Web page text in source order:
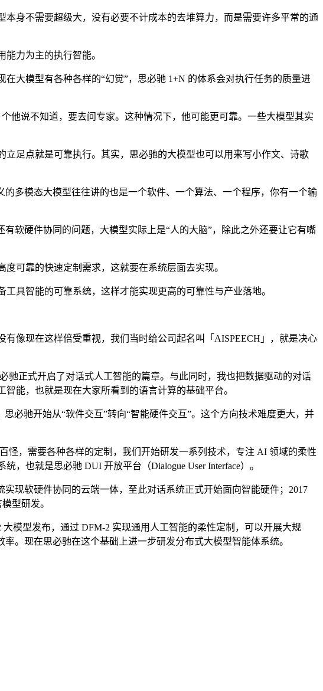
身不需要超级大，没有必要不计成本的去堆算力，而是需要许多平常的通
力为主的执行智能。
模型有各种各样的“幻觉”，思必驰 1+N 的体系会对执行任务的质量进
说不知道，要去问专家。这种情况下，他可能更可靠。一些大模型其实
足点就是可靠执行。其实，思必驰的大模型也可以用来写小作文、诗歌
多模态大模型往往讲的也是一个软件、一个算法、一个程序，你有一个输
硬件协同的问题，大模型实际上是“人的大脑”，除此之外还要让它有嘴
可靠的快速定制需求，这就要在系统层面去实现。
智能的可靠系统，这样才能实现更高的可靠性与产业落地。
像现在这样倍受重视，我们当时给公司起名叫「AISPEECH」，就是决心
正式开启了对话式人工智能的篇章。与此同时，我也把数据驱动的对话
能，也就是现在大家所看到的语言计算的基础平台。
必驰开始从“软件交互”转向“智能硬件交互”。这个方向技术难度更大，并
，需要各种各样的定制，我们开始研发一系列技术，专注 AI 领域的柔性
也就是思必驰 DUI 开放平台（Dialogue User Interface）。
现软硬件协同的云端一体，至此对话系统正式开始面向智能硬件；2017
型研发。
模型发布，通过 DFM-2 实现通用人工智能的柔性定制，可以开展大规
。现在思必驰在这个基础上进一步研发分布式大模型智能体系统。